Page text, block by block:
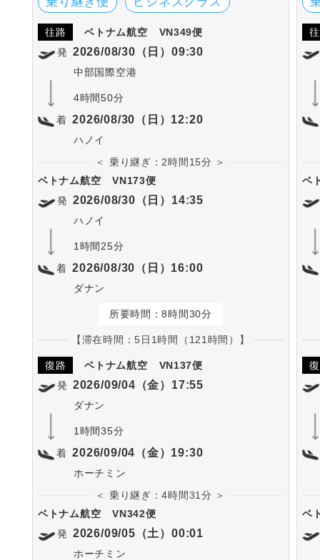
往路 ベトナム航空
VN349便
発 2026/08/30（日）09:30
中部国際空港
4時間50分
着 2026/08/30（日）12:20
ハノイ
＜ 乗り継ぎ：2時間15分 ＞
ベトナム航空
VN173便
発 2026/08/30（日）14:35
ハノイ
1時間25分
着 2026/08/30（日）16:00
ダナン
所要時間：8時間30分
【滞在時間：5日1時間（121時間）】
復路 ベトナム航空
VN137便
発 2026/09/04（金）17:55
ダナン
1時間35分
着 2026/09/04（金）19:30
ホーチミン
＜ 乗り継ぎ：4時間31分 ＞
ベトナム航空
VN342便
発 2026/09/05（土）00:01
ホーチミン
ベ
ベ